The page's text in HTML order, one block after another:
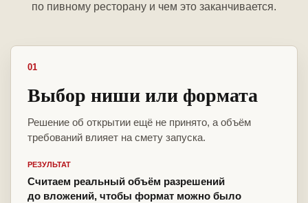
по пивному ресторану и чем это заканчивается.
01
Выбор ниши или формата
Решение об открытии ещё не принято, а объём
требований влияет на смету запуска.
РЕЗУЛЬТАТ
Считаем реальный объём разрешений
до вложений, чтобы формат можно было